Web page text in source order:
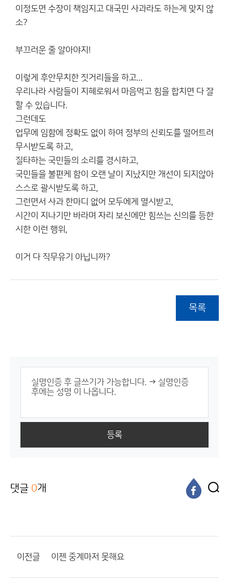
이정도면 수장이 책임지고 대국민 사과라도 하는게 맞지 않
소?
부끄러운 줄 알아야지!
이렇게 후안무치한 짓거리들을 하고...
우리나라 사람들이 지혜로워서 마음먹고 힘을 합치면 다 잘
할 수 있습니다.
그런데도
업무에 임함에 정확도 없이 하여 정부의 신뢰도를 떨어트려
무시받도록 하고,
질타하는 국민들의 소리를 경시하고,
국민들을 불편케 함이 오랜 날이 지났지만 개선이 되지않아
스스로 괄시받도록 하고,
그런면서 사과 한마디 없어 모두에게 멸시받고,
시간이 지나기만 바라며 자리 보신에만 힘쓰는 신의를 등한
시한 이런 행위,
이거 다 직무유기 아닙니까?
목록
등록
댓글 0개
이전글 이젠 중계마저 못해요